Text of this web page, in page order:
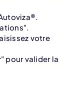
votre
pour valider la